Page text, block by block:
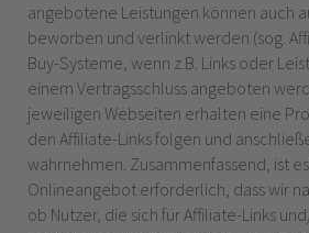
angebotene Leistungen können auch
beworben und verlinkt werden (sog.
Buy-Systeme, wenn z.B. Links oder
einem Vertragsschluss angeboten
jeweiligen Webseiten erhalten eine
den Affiliate-Links folgen und
wahrnehmen. Zusammenfassend, ist
Onlineangebot erforderlich, dass wir
ob Nutzer, die sich für Affiliate-Links